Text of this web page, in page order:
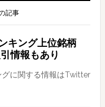
記事
キング上位銘柄
情報もあり
に関する情報はTwitter